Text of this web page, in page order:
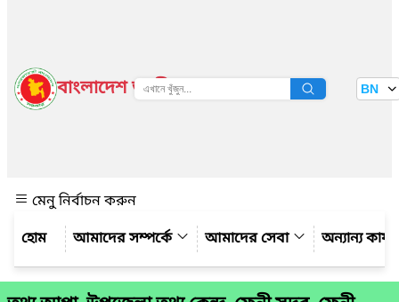
বাংলাদেশ জাতীয় তথ্য বাতায়ন BN
মেনু নির্বাচন করুন
আমাদের সম্পর্কে
আমাদের সেবা অন্যান্য